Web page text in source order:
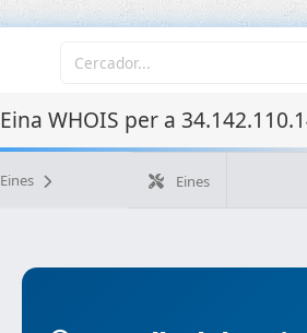
Eina WHOIS per a
Eines Eines